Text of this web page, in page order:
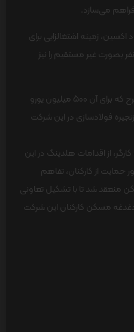
می‌سازد.
زمینه اشتغالزایی برای
1000 نفر به طور مستقیم و 23000 نفر بصورت غیر مستقیم را نیز
بر اساس این گزارش، با اجرای این طرح که برای آن 500 میلیون یورو
فولادسازی در این شرکت
از اقدامات هلدینگ در این
حمایت از کارکنان، تفاهم
منعقد شد تا با تشکیل تعاونی
مسکن کارکنان این شرکت